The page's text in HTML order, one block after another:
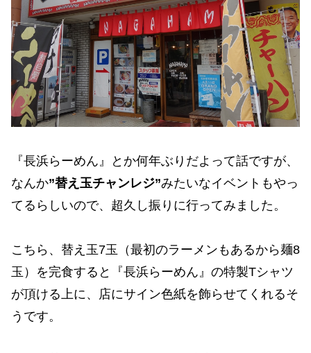
『長浜らーめん』とか何年ぶりだよって話ですが、
なんか”替え玉チャンレジ”みたいなイベントもやっ
てるらしいので、超久し振りに行ってみました。
こちら、替え玉7玉（最初のラーメンもあるから麺8
玉）を完食すると『長浜らーめん』の特製Tシャツ
が頂ける上に、店にサイン色紙を飾らせてくれるそ
うです。